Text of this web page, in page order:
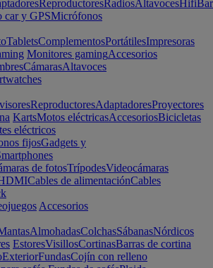
ReproductoresRadiosAltavocesHifi
car y GPSMicrófonos
TabletsComplementosPortátilesImpresoras
Monitores gamingAccesorios
CámarasAltavoces
ReproductoresAdaptadoresProyectores
KartsMotos eléctricasAccesoriosBicicletas
eléctricos
fijosGadgets y
de fotosTrípodesVideocámaras
Cables de alimentaciónCables
Accesorios
AlmohadasColchasSábanasNórdicos
EstoresVisillosCortinasBarras de cortina
ExteriorFundasCojín con relleno